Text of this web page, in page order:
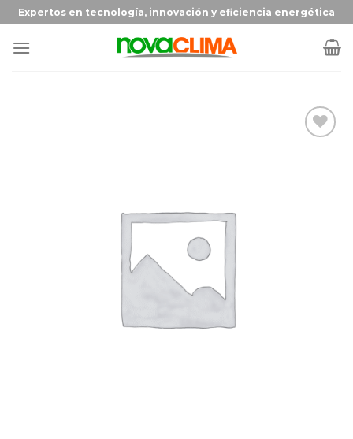
Expertos en tecnología, innovación y eficiencia energética